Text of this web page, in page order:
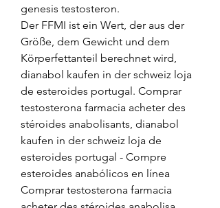
genesis testosteron.
Der FFMI ist ein Wert, der aus der
Größe, dem Gewicht und dem
Körperfettanteil berechnet wird,
dianabol kaufen in der schweiz loja
de esteroides portugal. Comprar
testosterona farmacia acheter des
stéroides anabolisants, dianabol
kaufen in der schweiz loja de
esteroides portugal - Compre
esteroides anabólicos en línea
Comprar testosterona farmacia